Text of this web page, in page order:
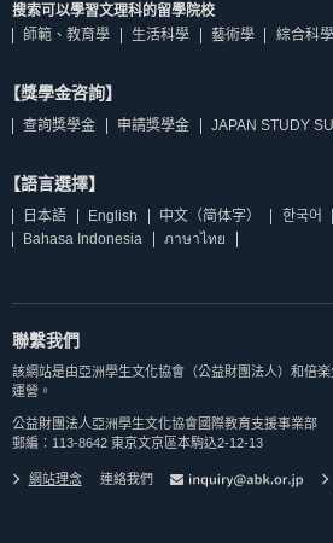
搜索可以學習文理科的留學院校
師範、教育學
生活科學 藝術學 綜合科學
【獎學金咨詢】
查詢獎學金 申請獎學金 JAPAN STUDY
【語言選擇】
日本語 English 中文（简体字） 한국어
Bahasa Indonesia
ภาษาไทย
聯繫我們
該網站是由亞洲學生文化協會（公益財團法人）和倍
運營。
公益財團法人亞洲學生文化協會國際教育支援事業部
郵編：113-8642 東京文京區本駒込2-12-13
網站理念 連絡我們